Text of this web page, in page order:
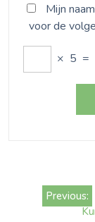
Mijn
voor de
× 5 =
Bericht
navigatie
Previous: